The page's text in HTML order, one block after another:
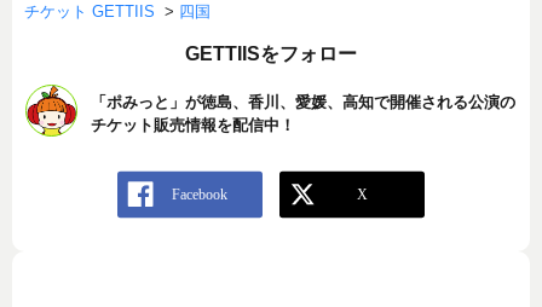
チケット GETTIIS > 四国
GETTIISをフォロー
「ポみっと」が徳島、香川、愛媛、高知で開催される公演の
チケット販売情報を配信中！